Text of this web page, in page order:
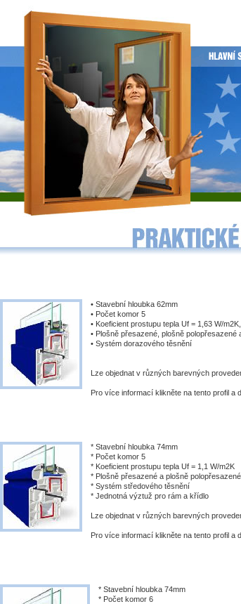
• Stavební hloubka 62mm
• Počet komor 5
• Koeficient prostupu tepla Uf = 1,63 W/
• Plošně přesazené, plošně polopřesazené
• Systém dorazového těsnění
Lze objednat v různých barevných
Pro více informací klikněte na tento profil a
* Stavební hloubka 74mm
* Počet komor 5
* Koeficient prostupu tepla Uf = 1,1 W/m2K
* Plošně přesazené a plošně polopřesazené
* Systém středového těsnění
* Jednotná výztuž pro rám a křídlo
Lze objednat v různých barevných
Pro více informací klikněte na tento profil a
* Stavební hloubka 74mm
* Počet komor 6